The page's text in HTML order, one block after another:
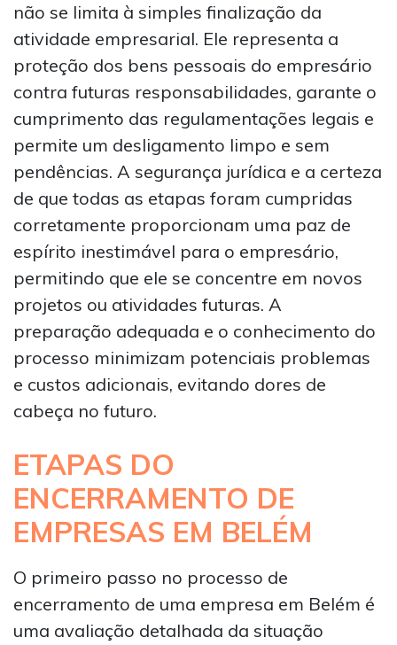
não se limita à simples finalização da
atividade empresarial. Ele representa a
proteção dos bens pessoais do empresário
contra futuras responsabilidades, garante o
cumprimento das regulamentações legais e
permite um desligamento limpo e sem
pendências. A segurança jurídica e a certeza
de que todas as etapas foram cumpridas
corretamente proporcionam uma paz de
espírito inestimável para o empresário,
permitindo que ele se concentre em novos
projetos ou atividades futuras. A
preparação adequada e o conhecimento do
processo minimizam potenciais problemas
e custos adicionais, evitando dores de
cabeça no futuro.
ETAPAS DO
ENCERRAMENTO DE
EMPRESAS EM BELÉM
O primeiro passo no processo de
encerramento de uma empresa em Belém é
uma avaliação detalhada da situação